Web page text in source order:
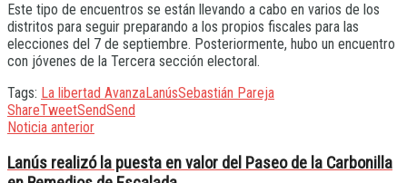
Este tipo de encuentros se están llevando a cabo en varios de los
distritos para seguir preparando a los propios fiscales para las
elecciones del 7 de septiembre. Posteriormente, hubo un encuentro
con jóvenes de la Tercera sección electoral.
Tags: La libertad AvanzaLanúsSebastián Pareja
ShareTweetSendSend
Noticia anterior
Lanús realizó la puesta en valor del Paseo de la Carbonilla